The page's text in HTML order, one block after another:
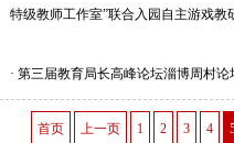
特级教师工作室”联合入园自主游戏教
· 第三届教育局长高峰论坛淄博周村
首页 上一页 1 2 3 4